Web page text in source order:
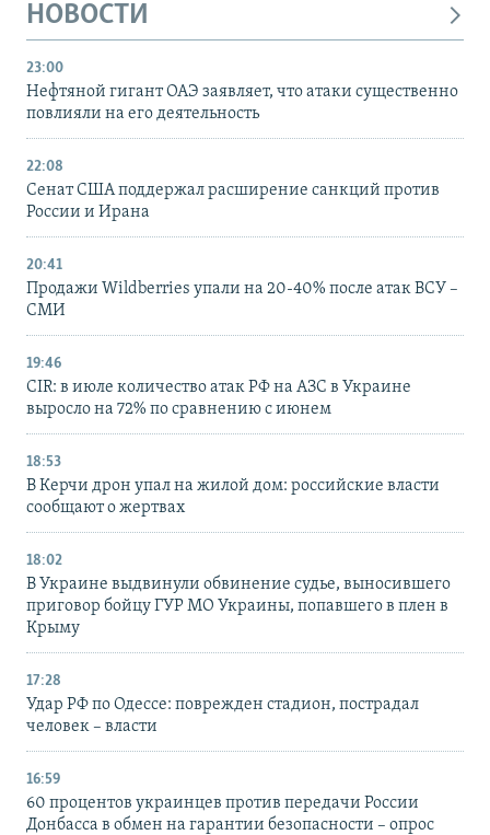
НОВОСТИ
23:00
Нефтяной гигант ОАЭ заявляет, что атаки существенно
повлияли на его деятельность
22:08
Сенат США поддержал расширение санкций против
России и Ирана
20:41
Продажи Wildberries упали на 20-40% после атак ВСУ –
СМИ
19:46
CIR: в июле количество атак РФ на АЗС в Украине
выросло на 72% по сравнению с июнем
18:53
В Керчи дрон упал на жилой дом: российские власти
сообщают о жертвах
18:02
В Украине выдвинули обвинение судье, выносившего
приговор бойцу ГУР МО Украины, попавшего в плен в
Крыму
17:28
Удар РФ по Одессе: поврежден стадион, пострадал
человек – власти
16:59
60 процентов украинцев против передачи России
Донбасса в обмен на гарантии безопасности – опрос